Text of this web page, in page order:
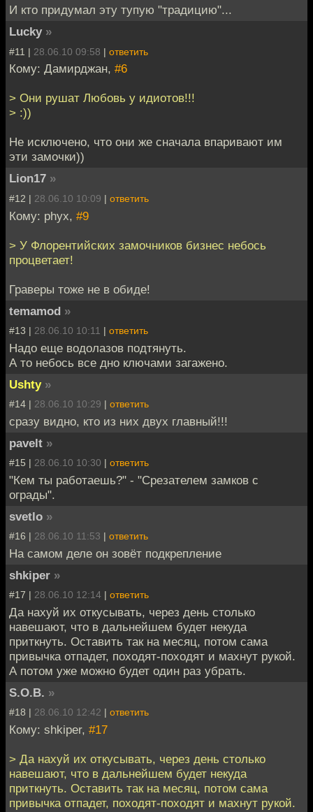
И кто придумал эту тупую "традицию"...
Lucky »
#11 | 28.06.10 09:58 | ответить
Кому: Дамирджан, #6
> Они рушат Любовь у идиотов!!!
> :))
Не исключено, что они же сначала впаривают им
эти замочки))
Lion17 »
#12 | 28.06.10 10:09 | ответить
Кому: phyx, #9
> У Флорентийских замочников бизнес небось
процветает!
Граверы тоже не в обиде!
temamod »
#13 | 28.06.10 10:11 | ответить
Надо еще водолазов подтянуть.
А то небось все дно ключами загажено.
Ushty »
#14 | 28.06.10 10:29 | ответить
сразу видно, кто из них двух главный!!!
pavelt »
#15 | 28.06.10 10:30 | ответить
"Кем ты работаешь?" - "Срезателем замков с
ограды".
svetlo »
#16 | 28.06.10 11:53 | ответить
На самом деле он зовёт подкрепление
shkiper »
#17 | 28.06.10 12:14 | ответить
Да нахуй их откусывать, через день столько
навешают, что в дальнейшем будет некуда
приткнуть. Оставить так на месяц, потом сама
привычка отпадет, походят-походят и махнут рукой.
А потом уже можно будет один раз убрать.
S.O.B. »
#18 | 28.06.10 12:42 | ответить
Кому: shkiper, #17
> Да нахуй их откусывать, через день столько
навешают, что в дальнейшем будет некуда
приткнуть. Оставить так на месяц, потом сама
привычка отпадет, походят-походят и махнут рукой.